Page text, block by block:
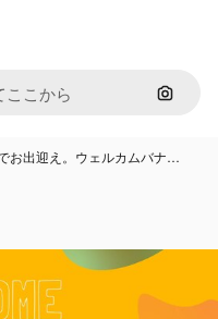
画像で
お出迎え。ウェルカムバナ…